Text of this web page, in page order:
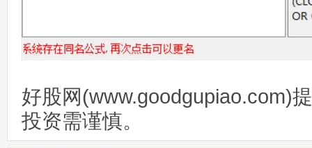
好股网(www.goodgupiao.com)
投资需谨慎。